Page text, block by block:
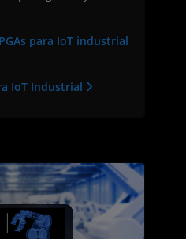
para IoT industrial
IoT Industrial